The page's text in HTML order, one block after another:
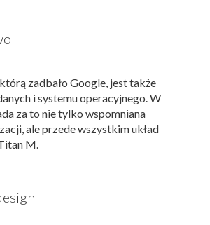
zadbało Google, jest także
i systemu operacyjnego. W
za to nie tylko wspomniana
ale przede wszystkim układ
M.